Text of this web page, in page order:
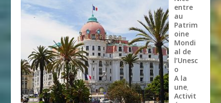
entre
au
Patrim
oine
Mondi
al de
l’Unesc
o
A la
une,
Activit